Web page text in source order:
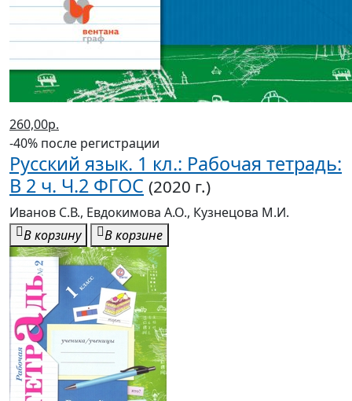
260,00р.
-40% после регистрации
Русский язык. 1 кл.: Рабочая тетрадь:
В 2 ч. Ч.2 ФГОС (2020 г.)
Иванов С.В., Евдокимова А.О., Кузнецова М.И.
В корзину
В корзине